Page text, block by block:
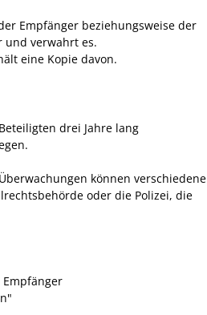
Empfänger beziehungsweise der
und verwahrt es.
eine Kopie davon.
drei Jahre lang
können verschiedene
oder die Polizei, die